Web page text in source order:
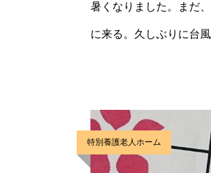
暑くなりました。まだ
に来る。久しぶりに台
特別養護老人ホーム